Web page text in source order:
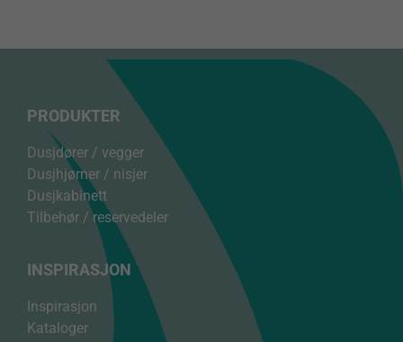
PRODUKTER
Dusjdører / vegger
Dusjhjørner / nisjer
Dusjkabinett
Tilbehør / reservedeler
INSPIRASJON
Inspirasjon
Kataloger